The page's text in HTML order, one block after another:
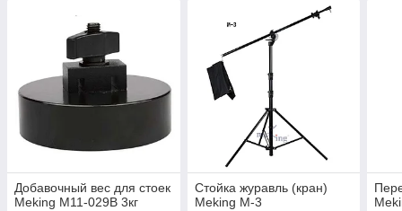
Добавочный вес для стоек
Meking M11-029B 3кг
Стойка журавль (кран)
Meking M-3